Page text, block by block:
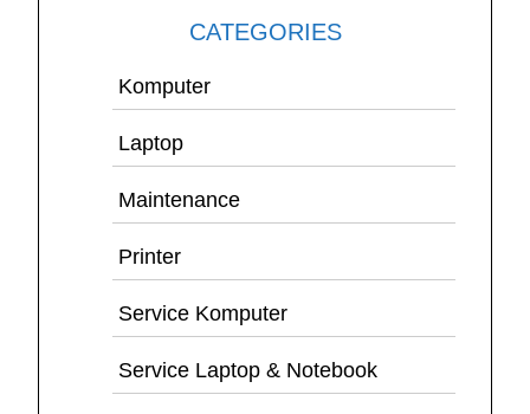
CATEGORIES
Komputer
Laptop
Maintenance
Printer
Service Komputer
Service Laptop & Notebook